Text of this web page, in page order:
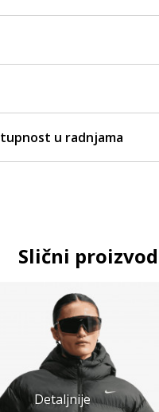
u radnjama
Slični
Detaljnije